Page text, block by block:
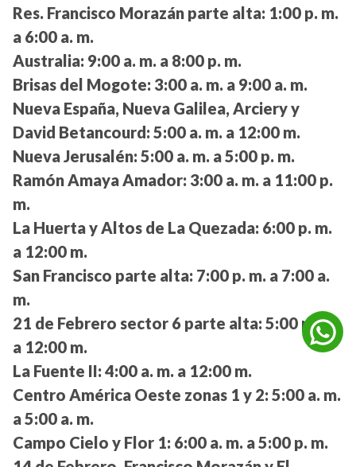
Res. Francisco Morazán parte alta: 1:00 p. m.
a 6:00 a. m.
Australia: 9:00 a. m. a 8:00 p. m.
Brisas del Mogote: 3:00 a. m. a 9:00 a. m.
Nueva España, Nueva Galilea, Arciery y
David Betancourd: 5:00 a. m. a 12:00 m.
Nueva Jerusalén: 5:00 a. m. a 5:00 p. m.
Ramón Amaya Amador: 3:00 a. m. a 11:00 p.
m.
La Huerta y Altos de La Quezada: 6:00 p. m.
a 12:00 m.
San Francisco parte alta: 7:00 p. m. a 7:00 a.
m.
21 de Febrero sector 6 parte alta: 5:00 p. m.
a 12:00 m.
La Fuente II: 4:00 a. m. a 12:00 m.
Centro América Oeste zonas 1 y 2: 5:00 a. m.
a 5:00 a. m.
Campo Cielo y Flor 1: 6:00 a. m. a 5:00 p. m.